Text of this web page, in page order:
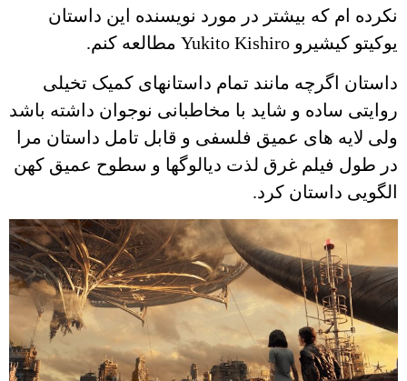
نکرده ام که بیشتر در مورد نویسنده این داستان
یوکیتو کیشیرو Yukito Kishiro مطالعه کنم.
داستان اگرچه مانند تمام داستانهای کمیک تخیلی
روایتی ساده و شاید با مخاطبانی نوجوان داشته باشد
ولی لایه های عمیق فلسفی و قابل تامل داستان مرا
در طول فیلم غرق لذت دیالوگها و سطوح عمیق کهن
الگویی داستان کرد.